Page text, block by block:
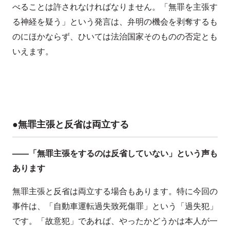
べることは許されなければなりません。「無罪を主張す
る神経を疑う」という発言は、弁明の機会を剥奪するも
のにほかならず、ひいては法治国家そのものの否定とも
いえます。
●無罪主張と反省は両立する
——「無罪主張をするのは反省していない」という声も
あります
無罪主張と反省は両立する場合もあります。特に今回の
事件は、「自動車運転過失致死傷罪」という「過失犯」
です。「故意犯」であれば、やったかどうかは本人が一